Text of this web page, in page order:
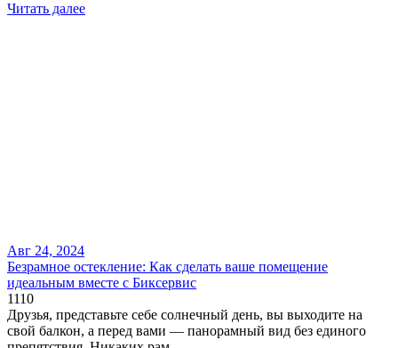
Читать далее
Авг 24, 2024
Безрамное остекление: Как сделать ваше помещение
идеальным вместе с Биксервис
1110
Друзья, представьте себе солнечный день, вы выходите на
свой балкон, а перед вами — панорамный вид без единого